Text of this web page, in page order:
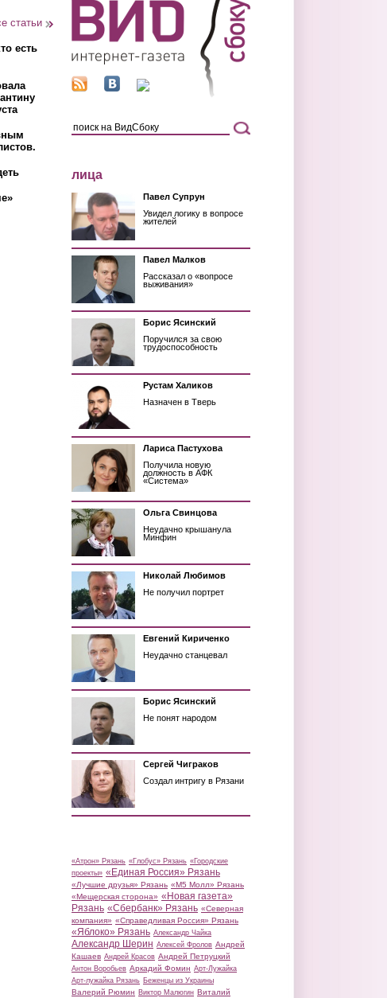
статьи
есть
лица
Павел Супрун
Увидел логику в вопросе
жителей
Павел Малков
Рассказал о «вопросе
выживания»
Борис Ясинский
Поручился за свою
трудоспособность
Рустам Халиков
Назначен в Тверь
Лариса Пастухова
Получила новую
должность в АФК
«Система»
Ольга Свинцова
Неудачно крышанула
Минфин
Николай Любимов
Не получил портрет
Евгений Кириченко
Неудачно станцевал
Борис Ясинский
Не понят народом
Сергей Чиграков
Создал интригу в Рязани
«Атрон» Рязань «Глобус» Рязань «Городские
проекты» «Единая Россия» Рязань
«Лучшие друзья» Рязань «М5 Молл» Рязань
«Мещерская сторона» «Новая газета»
Рязань «Сбербанк» Рязань «Северная
компания» «Справедливая Россия» Рязань
«Яблоко» Рязань Александр Чайка
Александр Шерин Алексей Фролов Андрей
Кашаев Андрей Красов Андрей Петруцкий
Антон Воробьев Аркадий Фомин Арт-Лужайка
Арт-лужайка Рязань Беженцы из Украины
Валерий Рюмин Виктор Малюгин Виталий